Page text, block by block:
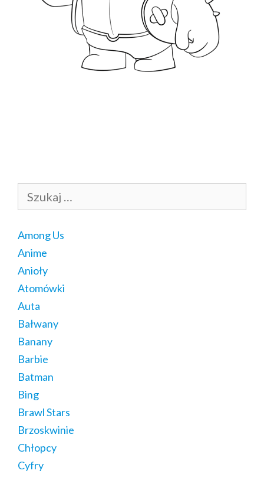
Among Us
Anime
Anioły
Atomówki
Auta
Bałwany
Banany
Barbie
Batman
Bing
Brawl Stars
Brzoskwinie
Chłopcy
Cyfry